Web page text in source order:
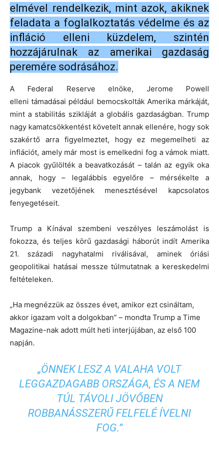
elmével rendelkezik, mint azok, akiknek
feladata a foglalkoztatás védelme és az
infláció elleni küzdelem, szintén
hozzájárulnak az amerikai gazdaság
peremére sodrásához.
A Federal Reserve elnöke, Jerome Powell
elleni támadásai például bemocskolták Amerika márkáját,
mint a stabilitás szikláját a globális gazdaságban. Trump
nagy kamatcsökkentést követelt annak ellenére, hogy sok
szakértő arra figyelmeztet, hogy ez megemelheti az
inflációt, amely már most is emelkedni fog a vámok miatt.
A piacok gyűlölték a beavatkozását – talán az egyik oka
annak, hogy – legalábbis egyelőre – mérsékelte a
jegybank vezetőjének menesztésével kapcsolatos
fenyegetéseit.
Trump a Kínával szembeni veszélyes leszámolást is
fokozza, és teljes körű gazdasági háborút indít Amerika
21. századi nagyhatalmi riválisával, aminek óriási
geopolitikai hatásai messze túlmutatnak a kereskedelmi
feltételeken.
„Ha megnézzük az összes évet, amikor ezt csináltam,
akkor igazam volt a dolgokban” – mondta Trump a Time
Magazine-nak adott múlt heti interjújában, az első 100
napján.
„ÖNNEK LESZ A VALAHA VOLT
LEGGAZDAGABB ORSZÁGA, ÉS A NEM
TÚL TÁVOLI JÖVŐBEN
ROBBANÁSSZERŰ FELFELÉ ÍVELNI
FOG.”